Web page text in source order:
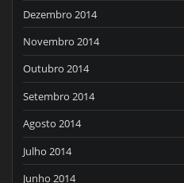
Dezembro 2014
Novembro 2014
Outubro 2014
Setembro 2014
Agosto 2014
Julho 2014
Junho 2014